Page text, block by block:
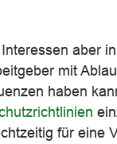
aber
mit
haben
für eine